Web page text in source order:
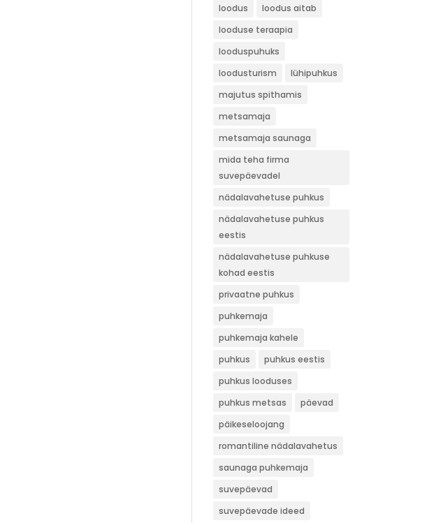
loodus
loodus aitab
looduse teraapia
looduspuhuks
loodusturism
lühipuhkus
majutus spithamis
metsamaja
metsamaja saunaga
mida teha firma
suvepäevadel
nädalavahetuse puhkus
nädalavahetuse puhkus
eestis
nädalavahetuse puhkuse
kohad eestis
privaatne puhkus
puhkemaja
puhkemaja kahele
puhkus
puhkus eestis
puhkus looduses
puhkus metsas
päevad
päikeseloojang
romantiline nädalavahetus
saunaga puhkemaja
suvepäevad
suvepäevade ideed